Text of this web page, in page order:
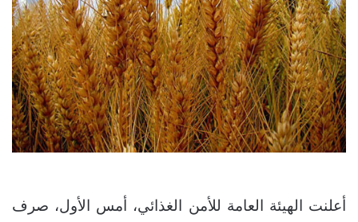
أعلنت الهيئة العامة للأمن الغذائي، أمس الأول، صرف